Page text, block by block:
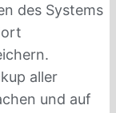
des Systems
aller
und auf